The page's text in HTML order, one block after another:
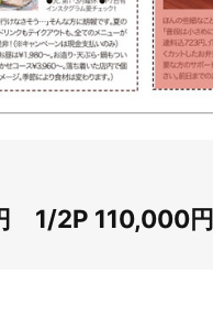
1/2P 110,000円